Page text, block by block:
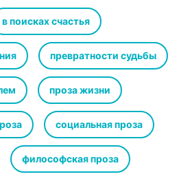
русской литературы: оно
ничего не боящееся. Сборник
такие разные рассказы: от
и детективной истории до
сознания». – Мария Головей,
в поисках счастья
превратности судьбы
проза жизни
социальная проза
философская проза